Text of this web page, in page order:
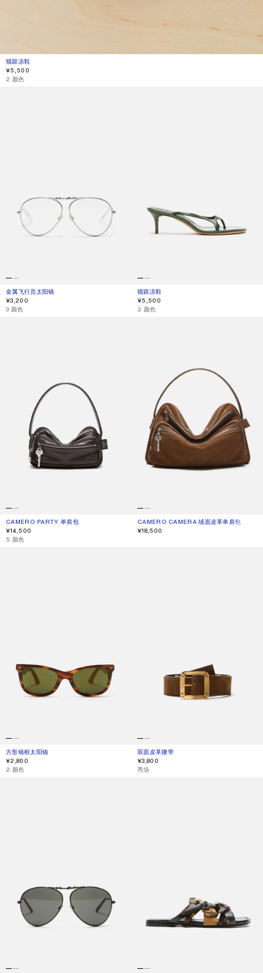
猫跟凉鞋
当前颜色： 百里香绿
價格：¥5,500。
¥5,500
2 颜色
金属飞行员太阳镜
当前颜色： 复古银色/透明
價格：¥3,200。
¥3,200
,3 颜色
猫跟凉鞋
当前颜色： 百里香绿
價格：¥5,500。
¥5,500
,2 颜色
CAMERO PARTY 单肩包
当前颜色： 巧克力棕
價格：¥14,500。
¥14,500
,5 颜色
CAMERO CAMERA 绒面皮革单肩包
当前颜色： 干邑棕
價格：¥18,500。
¥18,500
方形镜框太阳镜
当前颜色： 棕色/金色
價格：¥2,800。
¥2,800
,2 颜色
双面皮革腰带
当前颜色： 干邑棕色/黑色
價格：¥3,800。
¥3,800
,秀场